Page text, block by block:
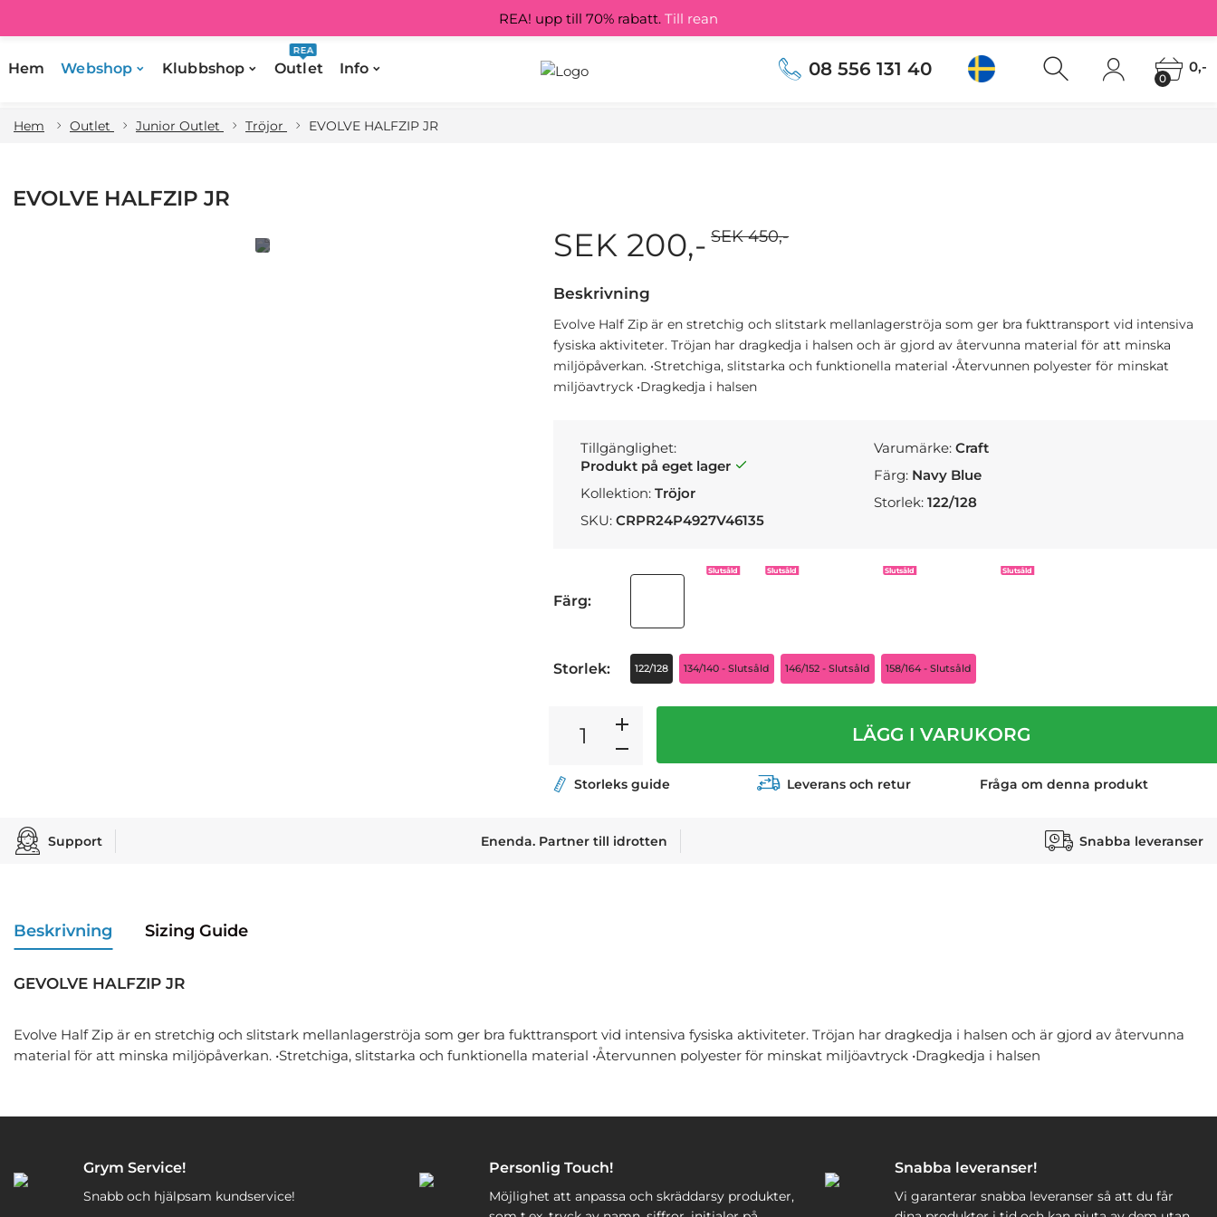
Hem Webshop Klubbshop Outlet
REA
Info 08 556 131 40 0
0,-
REA! upp till 70% rabatt. Till rean
Hem Outlet Junior Outlet Tröjor EVOLVE HALFZIP JR
EVOLVE HALFZIP JR
SEK 200,- SEK 450,-
Beskrivning
Evolve Half Zip är en stretchig och slitstark mellanlagerströja som ger bra fukttransport vid intensiva
fysiska aktiviteter. Tröjan har dragkedja i halsen och är gjord av återvunna material för att minska
miljöpåverkan. •Stretchiga, slitstarka och funktionella material •Återvunnen polyester för minskat
miljöavtryck •Dragkedja i halsen
Tillgänglighet:
Produkt på eget lager
Kollektion: Tröjor
SKU: CRPR24P4927V46135
Varumärke:Craft
Färg: Navy Blue
Storlek:122/128
Färg:
Slutsåld Slutsåld Slutsåld Slutsåld
Storlek: 122/128 134/140 - Slutsåld 146/152 - Slutsåld 158/164 - Slutsåld
LÄGG I VARUKORG
Storleks guide Leverans och retur Fråga om denna produkt
Support Enenda. Partner till idrotten Snabba leveranser
Beskrivning Sizing Guide
GEVOLVE HALFZIP JR
Evolve Half Zip är en stretchig och slitstark mellanlagerströja som ger bra fukttransport vid intensiva fysiska aktiviteter. Tröjan har dragkedja i halsen och är gjord av återvunna
material för att minska miljöpåverkan. •Stretchiga, slitstarka och funktionella material •Återvunnen polyester för minskat miljöavtryck •Dragkedja i halsen
Grym Service!
Snabb och hjälpsam kundservice!
Personlig Touch!
Möjlighet att anpassa och skräddarsy produkter,
Snabba leveranser!
Vi garanterar snabba leveranser så att du får